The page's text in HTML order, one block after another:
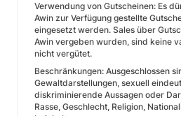
Verwendung von Gutscheinen: Es
Awin zur Verfügung gestellte
eingesetzt werden. Sales über
Awin vergeben wurden, sind keine
nicht vergütet.
Beschränkungen: Ausgeschlossen
Gewaltdarstellungen, sexuell
diskriminierende Aussagen oder
Rasse, Geschlecht, Religion,